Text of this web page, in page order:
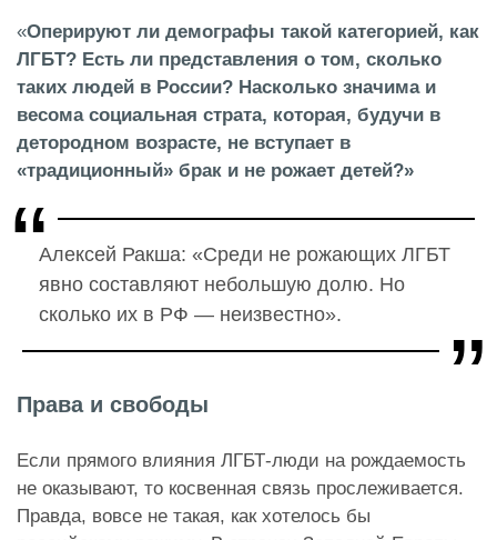
«Оперируют ли демографы такой категорией, как
ЛГБТ? Есть ли представления о том, сколько
таких людей в России? Насколько значима и
весома социальная страта, которая, будучи в
детородном возрасте, не вступает в
«традиционный» брак и не рожает детей?»
Алексей Ракша: «Среди не рожающих ЛГБТ
явно составляют небольшую долю. Но
сколько их в РФ — неизвестно».
Права и свободы
Если прямого влияния ЛГБТ-люди на рождаемость
не оказывают, то косвенная связь прослеживается.
Правда, вовсе не такая, как хотелось бы